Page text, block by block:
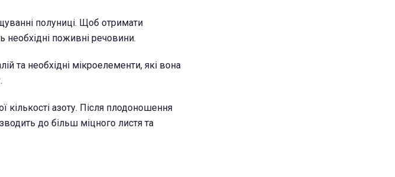
полуниці. Щоб отримати
необхідні поживні речовини.
та необхідні мікроелементи, які вона
азоту. Після плодоношення
до більш міцного листя та